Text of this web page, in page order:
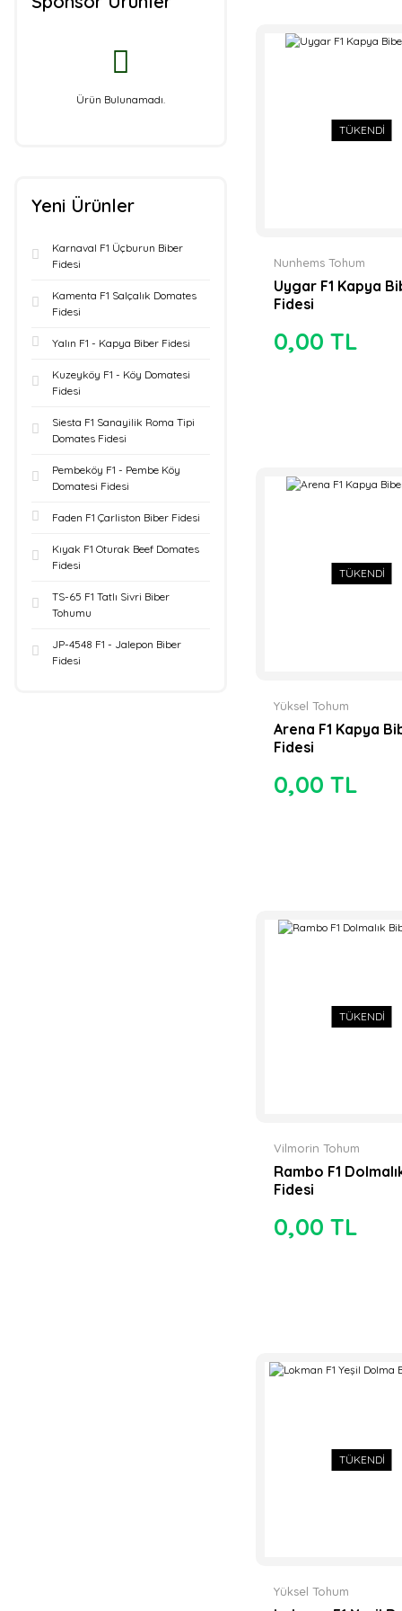
Vatan Tohum (2)
Bursa Tohumculuk
Enza Zaden (1)
Genetika
Tohumculuk (1)
Lotus Tarım (1)
Manier Tohumculuk
Sakata Tohum (1)
Tasaco Tarım (1)
Ürün Bulunamadı.
Yeni Ürünler
Karnaval F1 Üçburun Biber
Fidesi
Kamenta F1 Salçalık Domates
Fidesi
Yalın F1 - Kapya Biber Fidesi
Kuzeyköy F1 - Köy Domatesi
Fidesi
Siesta F1 Sanayilik Roma Tipi
Domates Fidesi
Pembeköy F1 - Pembe Köy
Domatesi Fidesi
Faden F1 Çarliston Biber Fidesi
Kıyak F1 Oturak Beef Domates
Fidesi
TS-65 F1 Tatlı Sivri Biber
Tohumu
JP-4548 F1 - Jalepon Biber
Fidesi
TÜKENDİ
Nunhems Tohum
Uygar F1 Kapya
Fidesi
0,00 TL
TÜKENDİ
Yüksel Tohum
Arena F1 Kapya
Fidesi
0,00 TL
TÜKENDİ
Vilmorin Tohum
Rambo F1
Fidesi
0,00 TL
TÜKENDİ
Yüksel Tohum